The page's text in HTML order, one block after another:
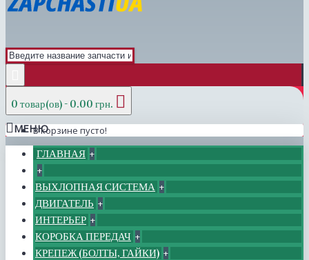
0 товар(ов) - 0.00 грн.
В корзине пусто!
МЕНЮ
ГЛАВНАЯ +
+
ВЫХЛОПНАЯ СИСТЕМА +
ДВИГАТЕЛЬ +
ИНТЕРЬЕР +
КОРОБКА ПЕРЕДАЧ +
КРЕПЕЖ (БОЛТЫ, ГАЙКИ) +